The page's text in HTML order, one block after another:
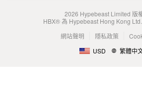
2026 Hypebeast Limited 版
HBX® 為 Hypebeast Hong Kong
網站聲明
隱私政策
USD
繁體中